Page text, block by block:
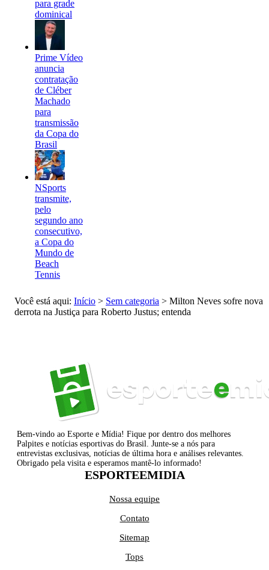
para grade
dominical
Prime Vídeo
anuncia
contratação
de Cléber
Machado
para
transmissão
da Copa do
Brasil
NSports
transmite,
pelo
segundo ano
consecutivo,
a Copa do
Mundo de
Beach
Tennis
Você está aqui: Início > Sem categoria > Milton Neves sofre nova
derrota na Justiça para Roberto Justus; entenda
Bem-vindo ao Esporte e Mídia! Fique por dentro dos melhores
Palpites e notícias esportivas do Brasil. Junte-se a nós para
entrevistas exclusivas, notícias de última hora e análises relevantes.
Obrigado pela visita e esperamos mantê-lo informado!
ESPORTEEMIDIA
Nossa equipe
Contato
Sitemap
Tops